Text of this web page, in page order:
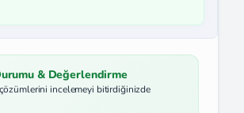
& Değerlendirme
incelemeyi bitirdiğinizde